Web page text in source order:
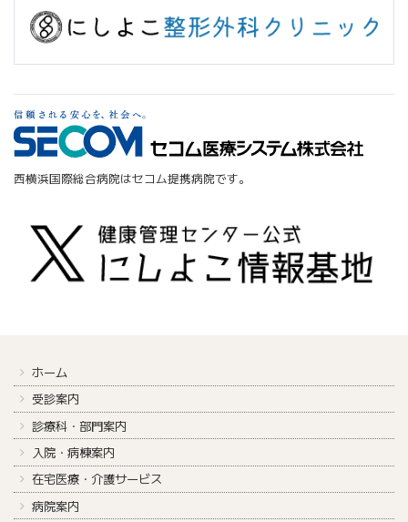
西横浜国際総合病院はセコム提携病院です。
ホーム
受診案内
診療科・部門案内
入院・病棟案内
在宅医療・介護サービス
病院案内